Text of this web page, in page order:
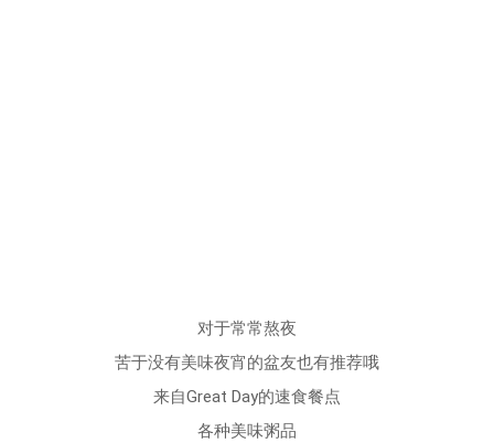
对于常常熬夜
苦于没有美味夜宵的盆友也有推荐哦
来自Great Day的速食餐点
各种美味粥品